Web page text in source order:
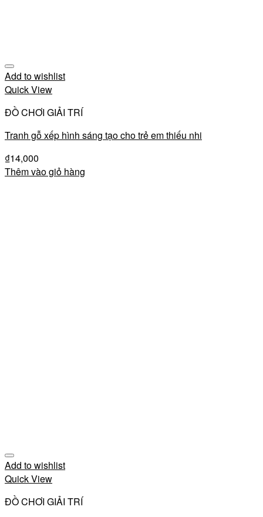
Add to wishlist
Quick View
ĐỒ CHƠI GIẢI TRÍ
Tranh gỗ xếp hình sáng tạo cho trẻ em thiếu nhi
₫14,000
Thêm vào giỏ hàng
Add to wishlist
Quick View
ĐỒ CHƠI GIẢI TRÍ